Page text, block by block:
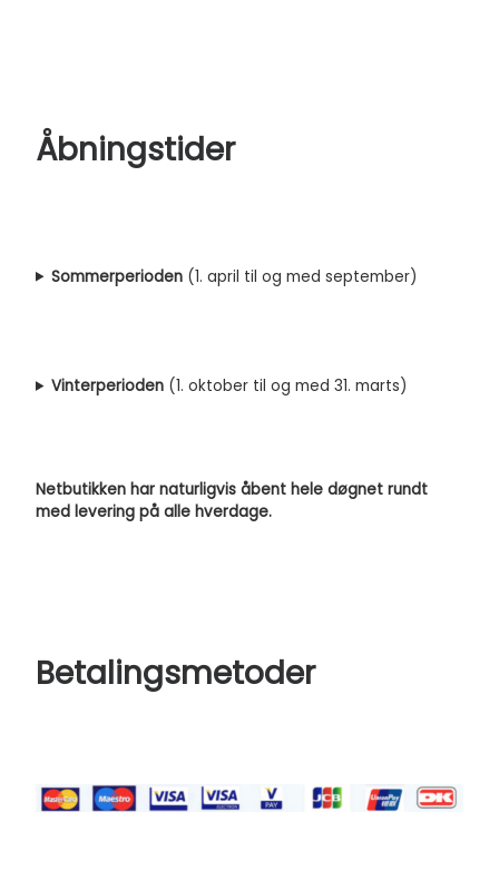
Åbningstider
Sommerperioden (1. april til og med september)
Vinterperioden (1. oktober til og med 31. marts)
Netbutikken har naturligvis åbent hele døgnet rundt
med levering på alle hverdage.
Betalingsmetoder